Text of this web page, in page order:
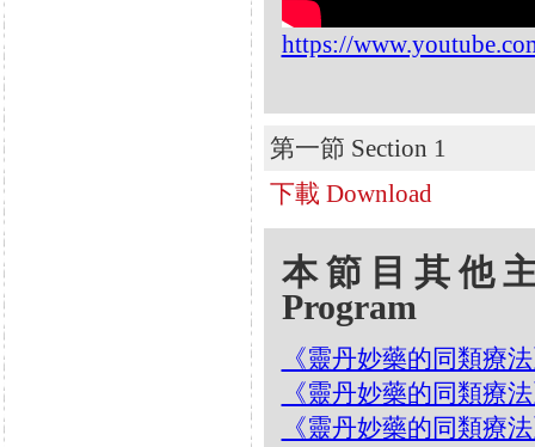
https://
第一節 Section 1
下載 Download
本節目其他
Program
《靈丹妙藥的同類療
《靈丹妙藥的同類療
《靈丹妙藥的同類療